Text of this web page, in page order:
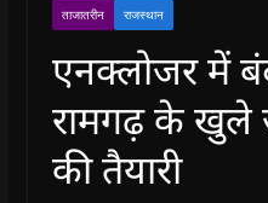
ताजातरीन राजस्थान
एनक्लोजर में
रामगढ़ के खुले
की तैयारी